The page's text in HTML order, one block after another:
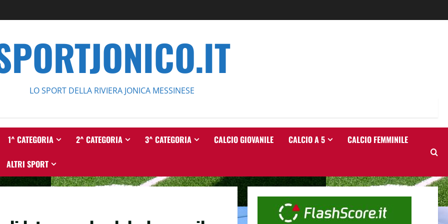
LO SPORT DELLA RIVIERA JONICA MESSINESE
1^ CATEGORIA 2^ CATEGORIA 3^ CATEGORIA CALCIO GIOVANILE CALCIO A 5 CALCIO FEMMINILE
ALTRI SPORT